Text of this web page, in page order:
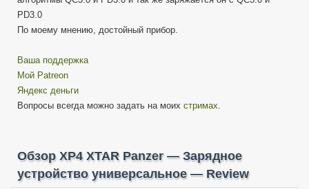
PD3.0
По моему мнению, достойный прибор.
Ваша поддержка
Мой Patreon
Яндекс деньги
Вопросы всегда можно задать на моих стримах
Обзор XP4 XTAR Panzer — Зарядное
устройство универсальное — Review